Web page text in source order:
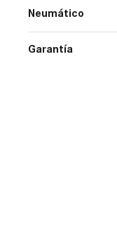
Neumático
Garantía